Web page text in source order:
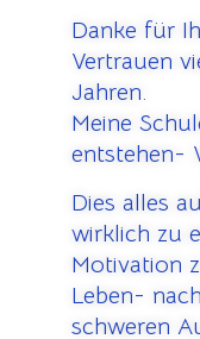
Danke für
Vertrauen
Jahren.
Meine
entstehen-
Dies alles
wirklich zu
Motivation
Leben-
schweren